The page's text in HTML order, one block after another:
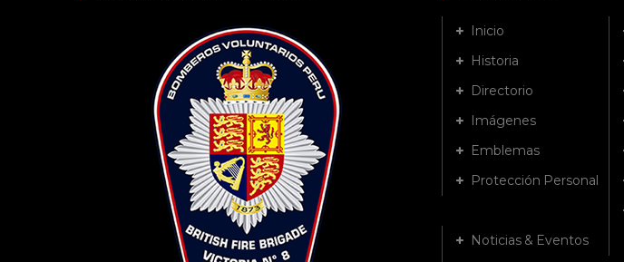
Inicio
Historia
Directorio
Imágenes
Emblemas
Protección Personal
Noticias & Eventos